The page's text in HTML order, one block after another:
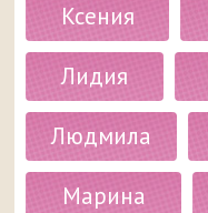
Ксения
Лидия
Людмила
Марина